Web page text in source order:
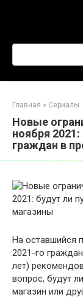
Главная » Сериалы
Новые
ноября
граждан в
На оставшийся
2021-го
лет)
вопрос, будут
магазин или